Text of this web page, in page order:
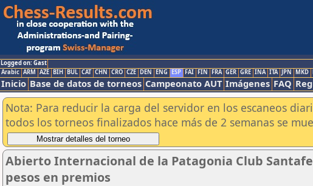
Logged on: Gast
Arabic ARM AZE BIH BUL CAT CHN CRO CZE DEN ENG ESP FAI FIN FRA GER GRE INA ITA JPN MKD
Inicio Base de datos de torneos Campeonato AUT Imágenes FAQ
Nota: Para reducir la carga del servidor en los escaneos
todos los torneos finalizados hace más de 2 semanas se
Abierto Internacional de la Patagonia Club
pesos en premios